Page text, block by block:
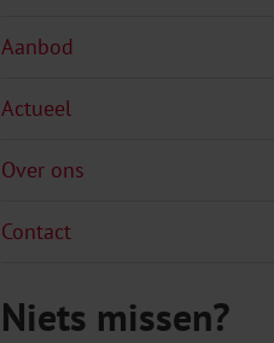
Aanbod
Actueel
Over ons
Contact
Niets missen?